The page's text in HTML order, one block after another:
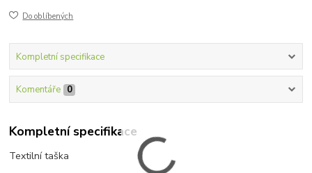
Do oblíbených
Kompletní specifikace
Komentáře 0
Kompletní specifikace
Textilní taška